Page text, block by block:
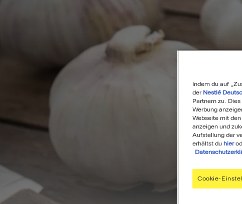
Indem du auf
der Nestlé
Partnern zu.
Werbung
Webseite mit
anzeigen und
Aufstellung der
erhältst du hier
Cookie-